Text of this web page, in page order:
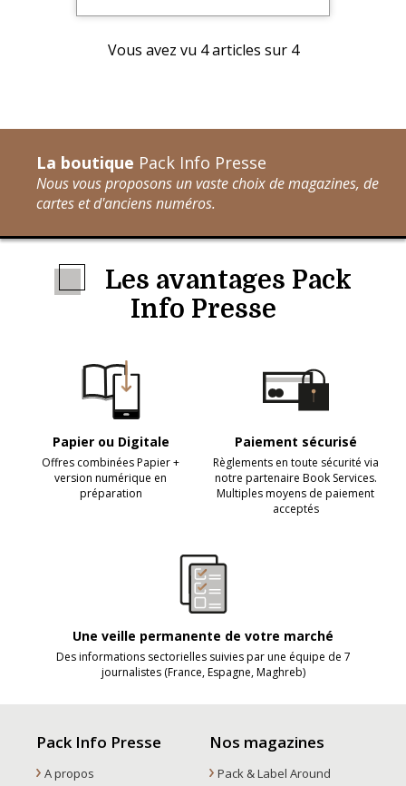
Vous avez vu 4articles sur 4
La boutique Pack Info Presse
Nous vous proposons un vaste choix de magazines, de
cartes et d'anciens numéros.
Les avantages Pack
Info Presse
Papier ou Digitale
Offres combinées Papier +
version numérique en
préparation
Paiement sécurisé
Règlements en toute sécurité via
notre partenaire Book Services.
Multiples moyens de paiement
acceptés
Une veille permanente de votre marché
Des informations sectorielles suivies par une équipe de 7
journalistes (France, Espagne, Maghreb)
Pack Info Presse
A propos
Nos magazines
Pack & Label Around